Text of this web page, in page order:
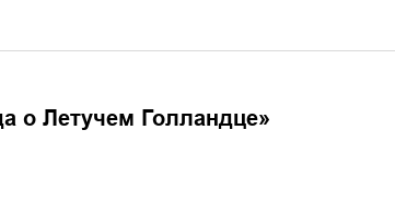
о Летучем Голландце»